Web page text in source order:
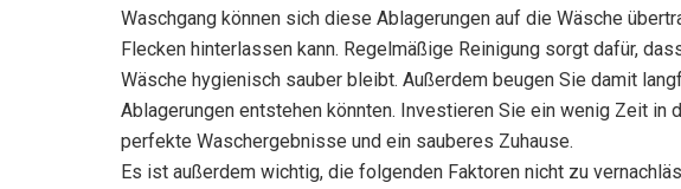
Waschgang können sich diese Ablagerungen auf die Wäsche
Flecken hinterlassen kann. Regelmäßige Reinigung sorgt dafür,
Wäsche hygienisch sauber bleibt. Außerdem beugen Sie damit
Ablagerungen entstehen könnten. Investieren Sie ein wenig Zeit
perfekte Waschergebnisse und ein sauberes Zuhause.
Es ist außerdem wichtig, die folgenden Faktoren nicht zu